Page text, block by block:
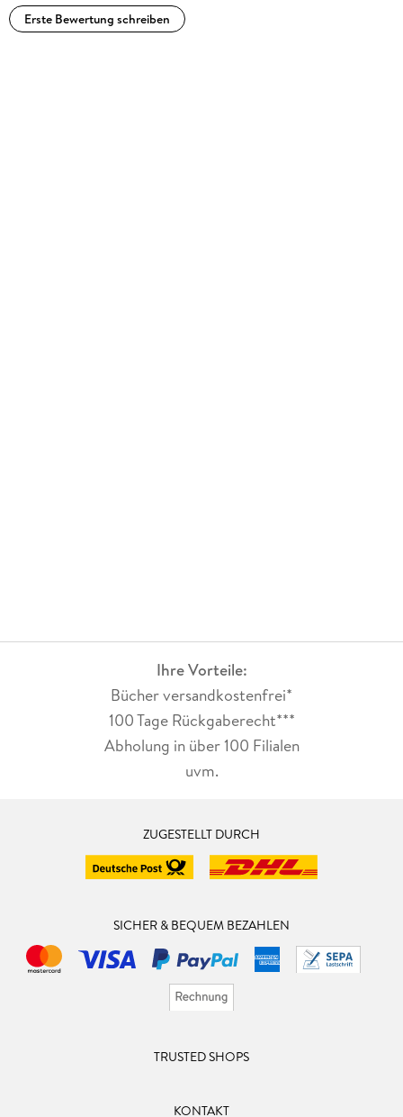
Erste Bewertung schreiben
Ihre Vorteile:
Bücher versandkostenfrei*
100 Tage Rückgaberecht***
Abholung in über 100 Filialen
uvm.
ZUGESTELLT DURCH
SICHER & BEQUEM BEZAHLEN
TRUSTED SHOPS
KONTAKT